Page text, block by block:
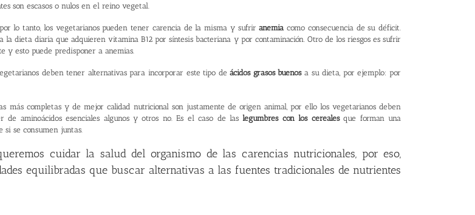
son escasos o nulos en el reino vegetal.
lo tanto, los vegetarianos pueden tener carencia de la misma y sufriranemia como consecuencia de su déficit.
la dieta diaria que adquieren vitamina B12 por síntesis bacteriana y por contaminación. Otro de los riesgos es sufrir
y esto puede predisponer a anemias.
deben tener alternativas para incorporar este tipo deácidos grasos buenosa su dieta, por ejemplo: por
más completas y de mejor calidad nutricional son justamente de origen animal, por ello los vegetarianos deben
de aminoácidos esenciales algunos y otros no. Es el caso de laslegumbres con los cerealesque forman una
se consumen juntas.
cuidar la salud del organismo de las carencias nutricionales, por eso,
equilibradas que buscar alternativas a las fuentes tradicionales de nutrientes